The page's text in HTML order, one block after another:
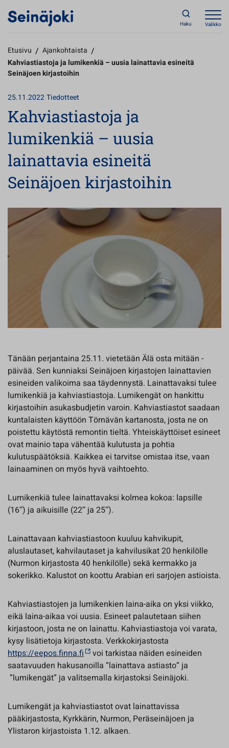
Haku Valikko
Etusivu / Ajankohtaista /
Kahviastiastoja ja lumikenkiä – uusia lainattavia esineitä
Seinäjoen kirjastoihin
25.11.2022Tiedotteet
Kahviastiastoja ja
lumikenkiä – uusia
lainattavia esineitä
Seinäjoen kirjastoihin
Tänään perjantaina 25.11. vietetään Älä osta mitään -
päivää. Sen kunniaksi Seinäjoen kirjastojen lainattavien
esineiden valikoima saa täydennystä. Lainattavaksi tulee
lumikenkiä ja kahviastiastoja. Lumikengät on hankittu
kirjastoihin asukasbudjetin varoin. Kahviastiastot saadaan
kuntalaisten käyttöön Törnävän kartanosta, josta ne on
poistettu käytöstä remontin tieltä. Yhteiskäyttöiset esineet
ovat mainio tapa vähentää kulutusta ja pohtia
kulutuspäätöksiä. Kaikkea ei tarvitse omistaa itse, vaan
lainaaminen on myös hyvä vaihtoehto.
Lumikenkiä tulee lainattavaksi kolmea kokoa: lapsille
(16’’) ja aikuisille (22’’ ja 25’’).
Lainattavaan kahviastiastoon kuuluu kahvikupit,
aluslautaset, kahvilautaset ja kahvilusikat 20 henkilölle
(Nurmon kirjastosta 40 henkilölle) sekä kermakko ja
sokerikko. Kalustot on koottu Arabian eri sarjojen astioista.
Kahviastiastojen ja lumikenkien laina-aika on yksi viikko,
eikä laina-aikaa voi uusia. Esineet palautetaan siihen
kirjastoon, josta ne on lainattu. Kahviastiastoja voi varata,
kysy lisätietoja kirjastosta. Verkkokirjastosta
https://eepos.finna.fi
voi tarkistaa näiden esineiden
saatavuuden hakusanoilla ”lainattava astiasto” ja
”lumikengät” ja valitsemalla kirjastoksi Seinäjoki.
Lumikengät ja kahviastiastot ovat lainattavissa
pääkirjastosta, Kyrkkärin, Nurmon, Peräseinäjoen ja
Ylistaron kirjastoista 1.12. alkaen.